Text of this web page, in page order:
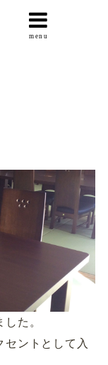
た。
セントとして入